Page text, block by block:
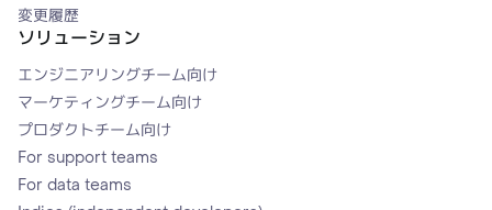
変更履歴
ソリューション
エンジニアリングチーム向け
マーケティングチーム向け
プロダクトチーム向け
For support teams
For data teams